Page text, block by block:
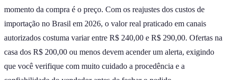
momento da compra é o preço. Com os reajustes dos custos de
importação no Brasil em 2026, o valor real praticado em canais
autorizados costuma variar entre R$ 240,00 e R$ 290,00. Ofertas na
casa dos R$ 200,00 ou menos devem acender um alerta, exigindo
que você verifique com muito cuidado a procedência e a